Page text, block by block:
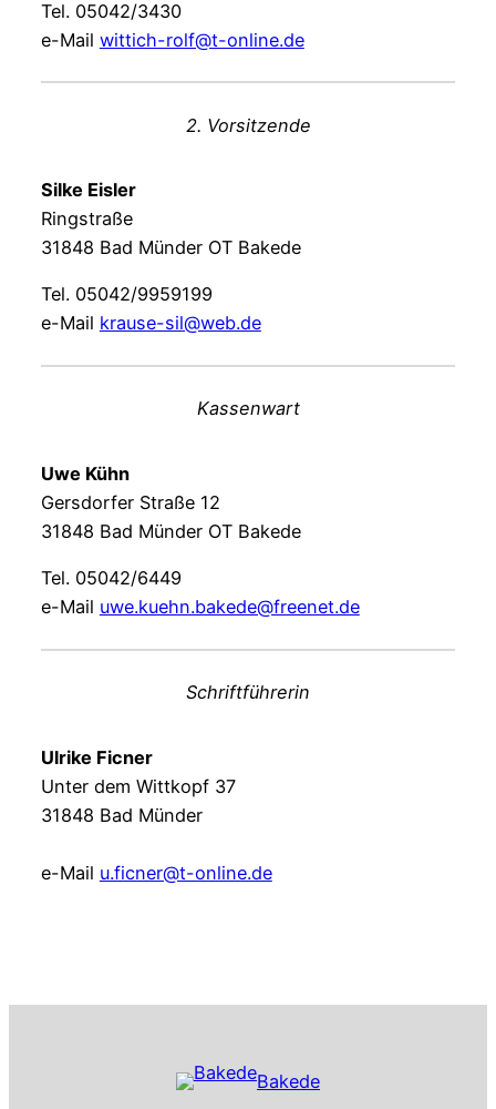
Tel. 05042/3430
e-Mail wittich-rolf@t-online.de
2. Vorsitzende
Silke Eisler
Ringstraße
31848 Bad Münder OT Bakede
Tel. 05042/9959199
e-Mail krause-sil@web.de
Kassenwart
Uwe Kühn
Gersdorfer Straße 12
31848 Bad Münder OT Bakede
Tel. 05042/6449
e-Mail uwe.kuehn.bakede@freenet.de
Schriftführerin
Ulrike Ficner
Unter dem Wittkopf 37
31848 Bad Münder
e-Mail u.ficner@t-online.de
Bakede